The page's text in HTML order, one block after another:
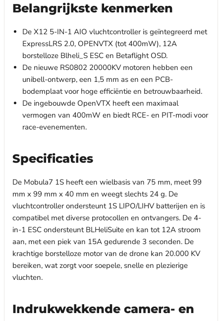
Belangrijkste kenmerken
De X12 5-IN-1 AIO vluchtcontroller is geïntegreerd met
ExpressLRS 2.0, OPENVTX (tot 400mW), 12A
borstelloze Blheli_S ESC en Betaflight OSD.
De nieuwe RS0802 20000KV motoren hebben een
unibell-ontwerp, een 1,5 mm as en een PCB-
bodemplaat voor hoge efficiëntie en betrouwbaarheid.
De ingebouwde OpenVTX heeft een maximaal
vermogen van 400mW en biedt RCE- en PIT-modi voor
race-evenementen.
Specificaties
De Mobula7 1S heeft een wielbasis van 75 mm, meet 99
mm x 99 mm x 40 mm en weegt slechts 24 g. De
vluchtcontroller ondersteunt 1S LIPO/LIHV batterijen en is
compatibel met diverse protocollen en ontvangers. De 4-
in-1 ESC ondersteunt BLHeliSuite en kan tot 12A stroom
aan, met een piek van 15A gedurende 3 seconden. De
krachtige borstelloze motor van de drone kan 20.000 KV
bereiken, wat zorgt voor soepele, snelle en plezierige
vluchten.
Indrukwekkende camera- en